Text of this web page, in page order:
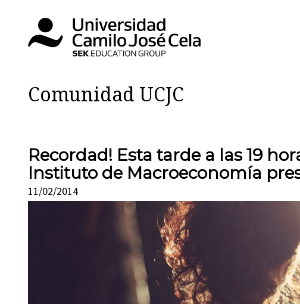
Comunidad UCJC
Recordad! Esta tarde a las 19
Instituto de Macroeconomía
11/02/2014